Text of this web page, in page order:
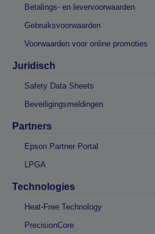
Betalings- en levervoorwaarden
Gebruiksvoorwaarden
Voorwaarden voor online promoties
Juridisch
Safety Data Sheets
Beveiligingsmeldingen
Partners
Epson Partner Portal
LPGA
Technologies
Heat-Free Technology
PrecisionCore